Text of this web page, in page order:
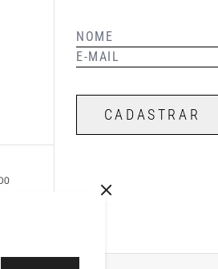
CADASTRAR